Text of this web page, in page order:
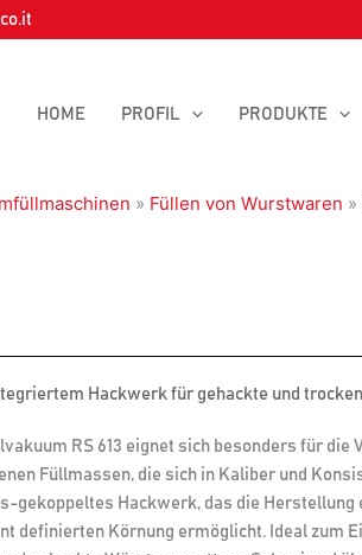
HOME PROFIL PRODUKTE
» Füllen von Wurstwaren »
Hackwerk für gehackte und
RS 613 eignet sich besonders für die
Füllmassen, die sich in Kaliber und
gekoppeltes Hackwerk, das die
definierten Körnung ermöglicht. Ideal zum